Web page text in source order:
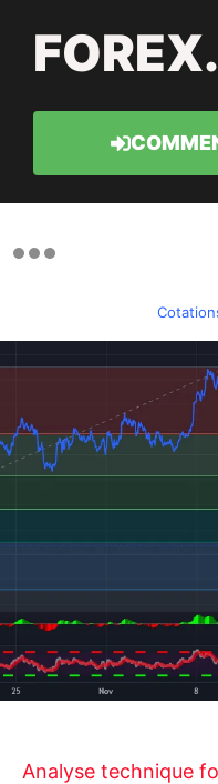
Analyse technique